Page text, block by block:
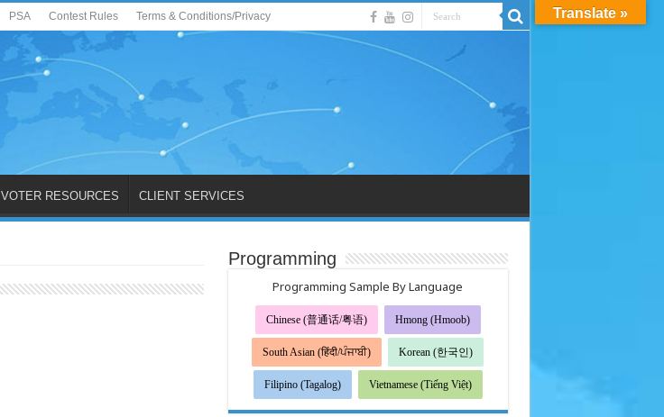
PSA Contest Rules Terms & Conditions/Privacy
VOTER RESOURCES CLIENT SERVICES
Programming
Programming Sample By Language
Chinese (普通话/粤语) Hmong (Hmoob)
South Asian (हिंदी/ਪੰਜਾਬੀ) Korean (한국인)
Filipino (Tagalog) Vietnamese (Tiếng Việt)
Translate »